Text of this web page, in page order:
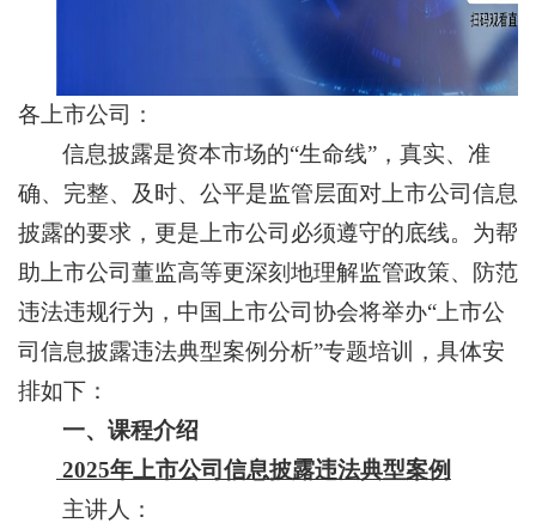
各上市公司：
信息披露是资本市场的“生命线”，真实、准
确、完整、及时、公平是监管层面对上市公司信息
披露的要求，更是上市公司必须遵守的底线。为帮
助上市公司董监高等更深刻地理解监管政策、防范
违法违规行为，中国上市公司协会将举办“上市公
司信息披露违法典型案例分析”专题培训，具体安
排如下：
一、课程介绍
2025年上市公司信息披露违法典型案例
主讲人：